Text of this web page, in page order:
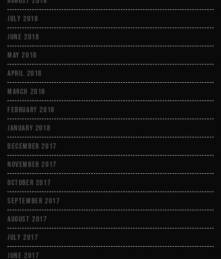
July 2018
June 2018
May 2018
April 2018
March 2018
February 2018
January 2018
December 2017
November 2017
October 2017
September 2017
August 2017
July 2017
June 2017